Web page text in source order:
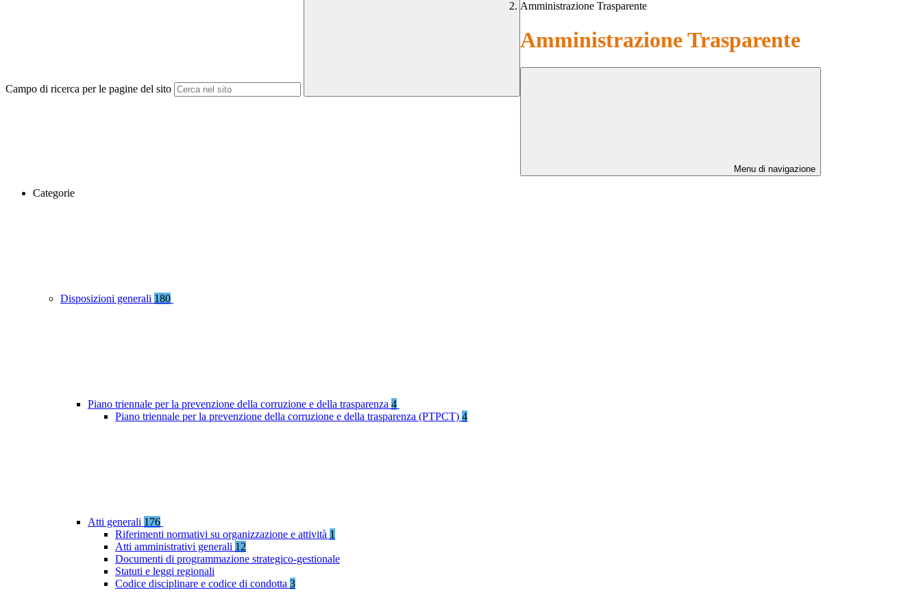
Campo di ricerca per le pagine del sito
Amministrazione Trasparente
Amministrazione Trasparente
Menu di navigazione
Categorie
Disposizioni generali 180
Piano triennale per la prevenzione della corruzione e della trasparenza 4
Piano triennale per la prevenzione della corruzione e della trasparenza (PTPCT) 4
Atti generali 176
Riferimenti normativi su organizzazione e attività 1
Atti amministrativi generali 12
Documenti di programmazione strategico-gestionale
Statuti e leggi regionali
Codice disciplinare e codice di condotta 3